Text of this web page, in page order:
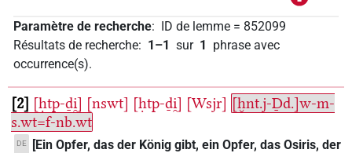
Paramètre de recherche: ID de lemme = 852099
Résultats de recherche: 1–1 sur 1 phrase avec
occurrence(s).
2 [ḥtp-ḏi̯] [nswt] [ḥtp-ḏi̯] [Wsjr] [ḫnt.j-Ḏd.]w-m-
s.wt=f-nb.wt
DE
[Ein Opfer, das der König gibt, ein Opfer, das Osiris, der